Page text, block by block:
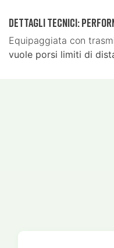
Dettagli tecnici:
Equipaggiata con
vuole porsi limiti di